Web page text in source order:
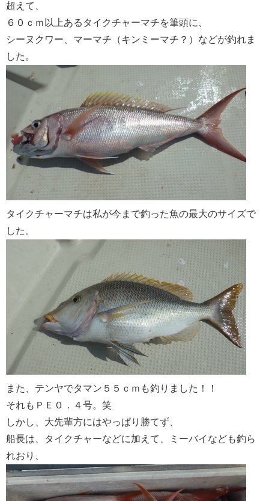
超えて、
６０ｃｍ以上あるタイクチャーマチを筆頭に、
シーヌクワー、マーマチ（キンミーマチ？）などが釣れま
した。
タイクチャーマチは私が今まで釣った魚の最大のサイズで
した。
また、テンヤでタマン５５ｃｍも釣りました！！
それもＰＥ０．４号。笑
しかし、大先輩方にはやっぱり勝てず、
船長は、タイクチャーなどに加えて、ミーバイなども釣ら
れおり、